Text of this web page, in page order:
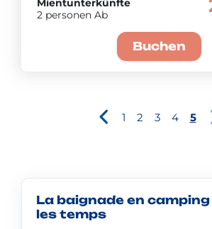
Mientunterkünfte
2 personen Ab
Buchen
1 2 3 4 5
La baignade en
les temps